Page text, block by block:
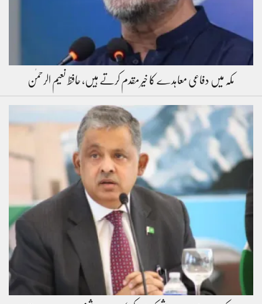
مکہ میں دفاعی معاہدے کا خیر مقدم کرتے ہیں، حافظ نعیم الرحمٰن